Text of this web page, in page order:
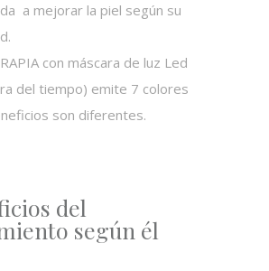
a mejorar la piel según su
con máscara de luz Led
del tiempo) emite 7 colores
son diferentes.
del
según él